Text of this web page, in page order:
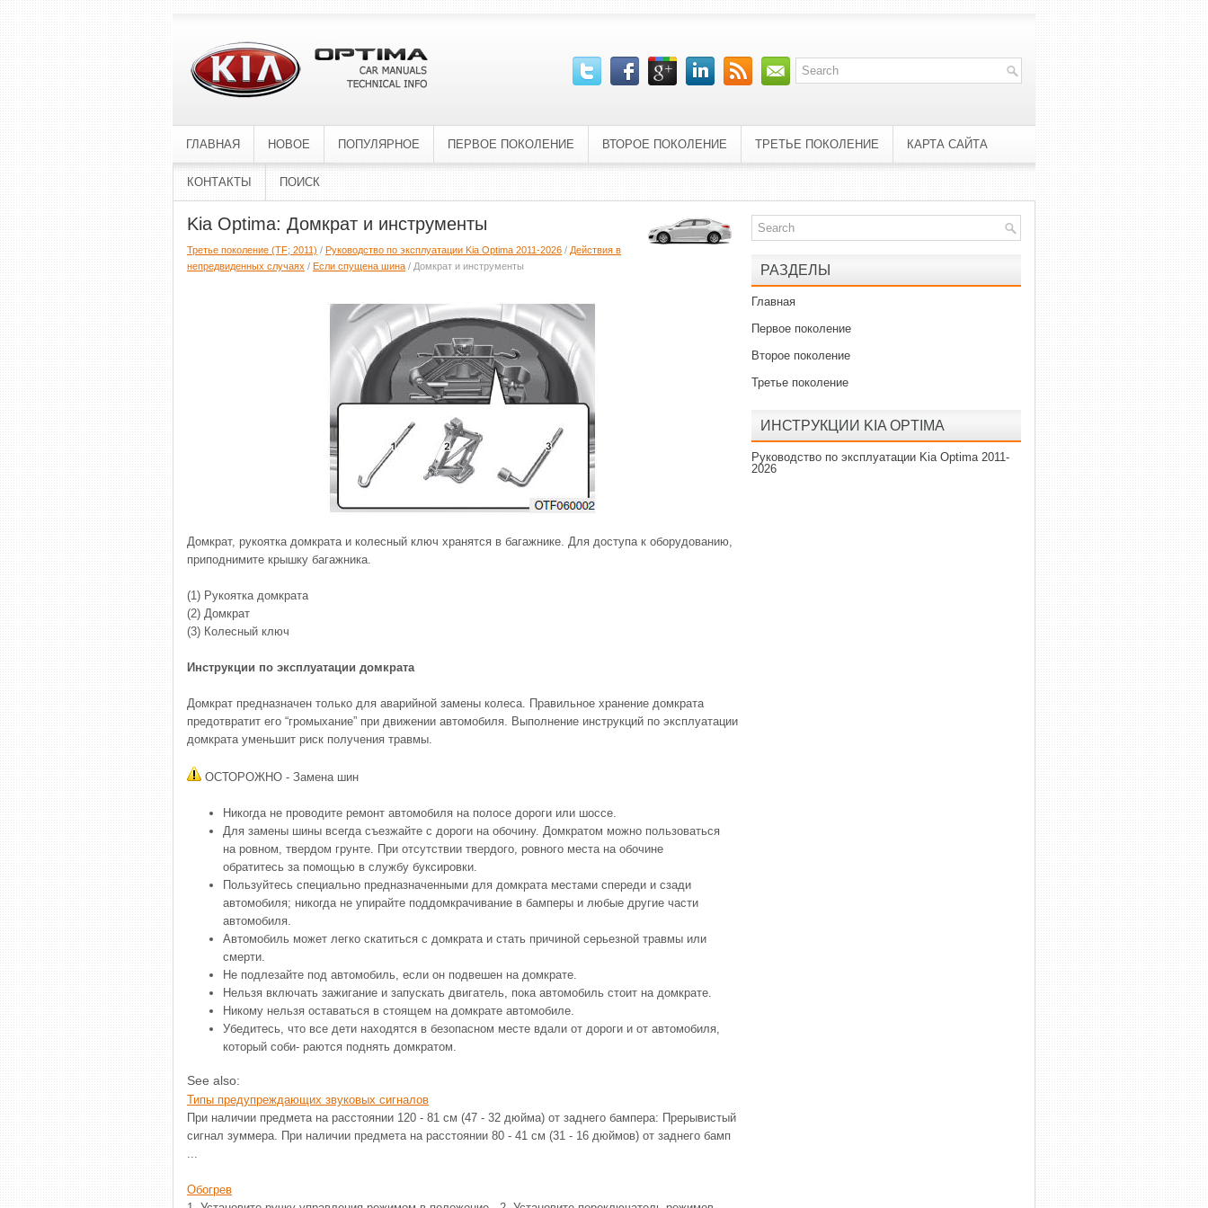
ГЛАВНАЯ НОВОЕ ПОПУЛЯРНОЕ ПЕРВОЕ ПОКОЛЕНИЕ ВТОРОЕ ПОКОЛЕНИЕ ТРЕТЬЕ ПОКОЛЕНИЕ КАРТА САЙТА
КОНТАКТЫ ПОИСК
Kia Optima: Домкрат и инструменты
Третье поколение (TF; 2011) / Руководство по эксплуатации Kia Optima 2011-2026 / Действия в
непредвиденных случаях / Если спущeнa шинa / Домкрат и инструменты
Домкрат, рукоятка домкрата и колесный ключ хранятся в багажнике. Для доступа к оборудованию,
приподнимите крышку багажника.
(1) Рукоятка домкрата
(2) Домкрат
(3) Колесный ключ
Инструкции по эксплуатации домкрата
Домкрат предназначен только для аварийной замены колеса. Правильное хранение домкрата
предотвратит его “громыхание” при движении автомобиля. Выполнение инструкций по эксплуатации
домкрата уменьшит риск получения травмы.
ОСТОРОЖНО - Замена шин
Никогда не проводите ремонт автомобиля на полосе дороги или шоссе.
Для замены шины всегда съезжайте с дороги на обочину. Домкратом можно пользоваться
на ровном, твердом грунте. При отсутствии твердого, ровного места на обочине
обратитесь за помощью в службу буксировки.
Пользуйтесь специально предназначенными для домкрата местами спереди и сзади
автомобиля; никогда не упирайте поддомкрачивание в бамперы и любые другие части
автомобиля.
Автомобиль может легко скатиться с домкрата и стать причиной серьезной травмы или
смерти.
Не подлезайте под автомобиль, если он подвешен на домкрате.
Нельзя включать зажигание и запускать двигатель, пока автомобиль стоит на домкрате.
Никому нельзя оставаться в стоящем на домкрате автомобиле.
Убедитесь, что все дети находятся в безопасном месте вдали от дороги и от автомобиля,
который соби- раются поднять домкратом.
See also:
Типы предупреждающих звуковых сигналов
При наличии предмета на расстоянии 120 - 81 см (47 - 32 дюйма) от заднего бампера: Прерывистый
сигнал зуммера. При наличии предмета на расстоянии 80 - 41 см (31 - 16 дюймов) от заднего бамп
...
Обогрев
РАЗДЕЛЫ
Главная
Первое поколение
Второе поколение
Третье поколение
ИНСТРУКЦИИ KIA OPTIMA
Руководство по эксплуатации Kia Optima 2011-
2026